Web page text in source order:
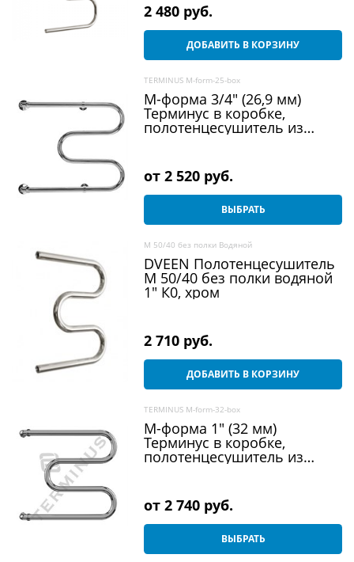
2 480 руб.
ДОБАВИТЬ В КОРЗИНУ
TERMINUS M-form-25-box
М-форма 3/4" (26,9 мм)
Терминус в коробке,
полотенцесушитель из
от2 520 руб.
ВЫБРАТЬ
M 50/40 без полки Водяной
DVEEN Полотенцесушитель
M 50/40 без полки водяной
1" К0, хром
2 710 руб.
ДОБАВИТЬ В КОРЗИНУ
TERMINUS M-form-32-box
М-форма 1" (32 мм)
Терминус в коробке,
полотенцесушитель из
от2 740 руб.
ВЫБРАТЬ